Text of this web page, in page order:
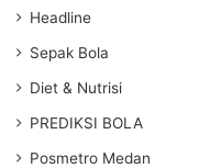
Headline
Sepak Bola
Diet & Nutrisi
PREDIKSI BOLA
Posmetro Medan